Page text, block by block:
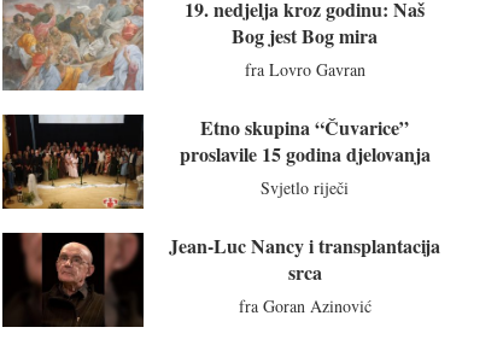
19. nedjelja kroz godinu: Naš
Bog jest Bog mira
fra Lovro Gavran
Etno skupina “Čuvarice”
proslavile 15 godina djelovanja
Svjetlo riječi
Jean-Luc Nancy i transplantacija
srca
fra Goran Azinović